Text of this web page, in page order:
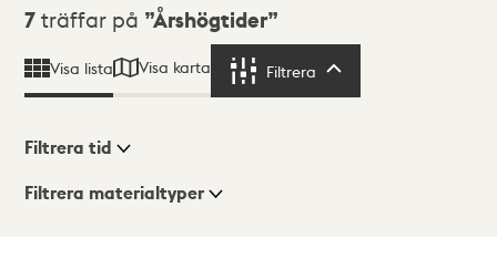
Sökresultat
7 träffar på Årshögtider
Visa lista Visa karta Filtrera
Visningsläge
Filtrera tid
Filtrera materialtyper